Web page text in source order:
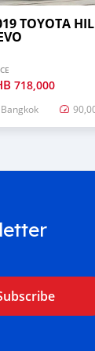
TOYOTA
718,000
Bangkok